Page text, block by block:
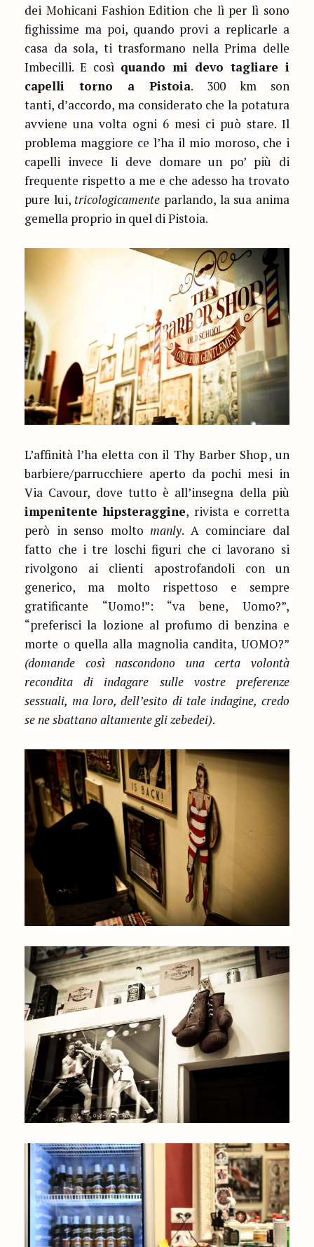
dei Mohicani Fashion Edition che lì per lì sono
fighissime ma poi, quando provi a replicarle a
casa da sola, ti trasformano nella Prima delle
Imbecilli. E così quando mi devo tagliare i
capelli torno a Pistoia. 300 km son
tanti, d’accordo, ma considerato che la potatura
avviene una volta ogni 6 mesi ci può stare. Il
problema maggiore ce l’ha il mio moroso, che i
capelli invece li deve domare un po’ più di
frequente rispetto a me e che adesso ha trovato
pure lui, tricologicamente parlando, la sua anima
gemella proprio in quel di Pistoia.
L’affinità l’ha eletta con il Thy Barber Shop, un
barbiere/parrucchiere aperto da pochi mesi in
Via Cavour, dove tutto è all’insegna della più
impenitente hipsteraggine, rivista e corretta
però in senso moltomanly. A cominciare dal
fatto che i tre loschi figuri che ci lavorano si
rivolgono ai clienti apostrofandoli con un
generico, ma molto rispettoso e sempre
gratificante “Uomo!”: “va bene, Uomo?”,
“preferisci la lozione al profumo di benzina e
morte o quella alla magnolia candita, UOMO?”
(domande così nascondono una certa volontà
recondita di indagare sulle vostre preferenze
sessuali, ma loro, dell’esito di tale indagine, credo
se ne sbattano altamente gli zebedei).